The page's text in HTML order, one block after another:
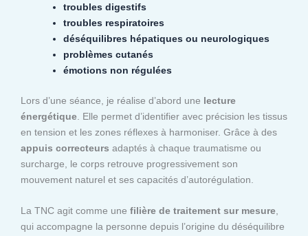
troubles digestifs
troubles respiratoires
déséquilibres hépatiques ou neurologiques
problèmes cutanés
émotions non régulées
Lors d’une séance, je réalise d’abord une lecture
énergétique . Elle permet d’identifier avec précision les tissus
en tension et les zones réflexes à harmoniser. Grâce à des
appuis correcteurs adaptés à chaque traumatisme ou
surcharge, le corps retrouve progressivement son
mouvement naturel et ses capacités d’autorégulation.
La TNC agit comme une filière de traitement sur mesure,
qui accompagne la personne depuis l’origine du déséquilibre